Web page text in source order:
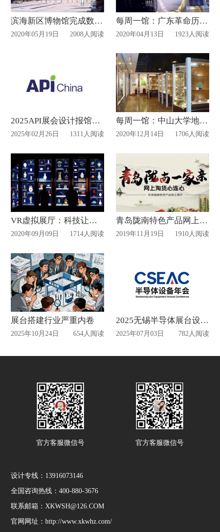
滨海新区博物馆完成数字化工程
2020年05月19日 2008人阅读
每周一馆：广东革命历史博物馆
2020年04月13日 1923人阅读
2025API展会设计报馆时间？
2025年02月26日 1311人阅读
每周一馆：中山大学地质矿物博物馆
2020年12月14日 1706人阅读
VR虚拟展厅：科技让文物“活”起来
2020年09月09日 1714人阅读
青岛陇南特色产品网上展厅已上线
2019年11月19日 1910人阅读
展台搭建行业严重内卷
2025年10月24日 654人阅读
2025无锡半导体展台设计搭建一站式服务
2025年07月03日 782人阅读
官方客服微信号 官方客服微信号
设计专线：13916073146
全国咨询热线：400-880-3676
联系邮箱：XKWSH@126.COM
官网网址：http://www.xkwhz.com/